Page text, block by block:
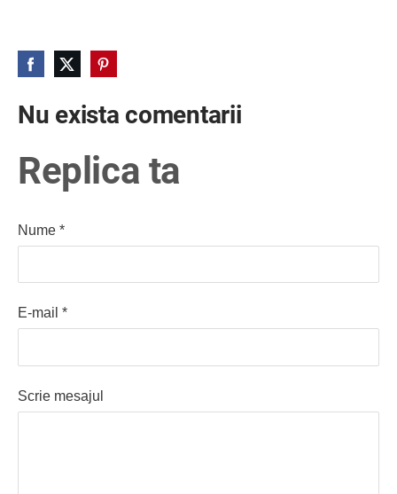
Nu exista comentarii
Replica ta
Nume *
E-mail *
Scrie mesajul